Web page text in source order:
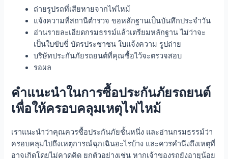
ถ่ายรูปรถที่เสียหายจากไฟไหม้
แจ้งความที่สถานีตำรวจ ขอหลักฐานเป็นบันทึกประจำวัน
อ่านรายละเอียดกรมธรรม์แล้วเตรียมหลักฐาน ไม่ว่าจะ
เป็นใบขับขี่ บัตรประชาชน ใบแจ้งความ รูปถ่าย
บริษัทประกันภัยรถยนต์ที่คุณซื้อไว้จะตรวจสอบ
รอผล
คำแนะนำในการซื้อประกันภัยรถยนต์
เพื่อให้ครอบคลุมเหตุไฟไหม้
เราแนะนำว่าคุณควรซื้อประกันภัยชั้นหนึ่ง และอ่านกรมธรรม์ว่า
ครอบคลุมไปถึงเหตุการณ์ฉุกเฉินอะไรบ้าง และควรคำนึงถึงเหตุที่
อาจเกิดโดยไม่คาดคิด ยกตัวอย่างเช่น หากเจ้าของรถยังอายุน้อย